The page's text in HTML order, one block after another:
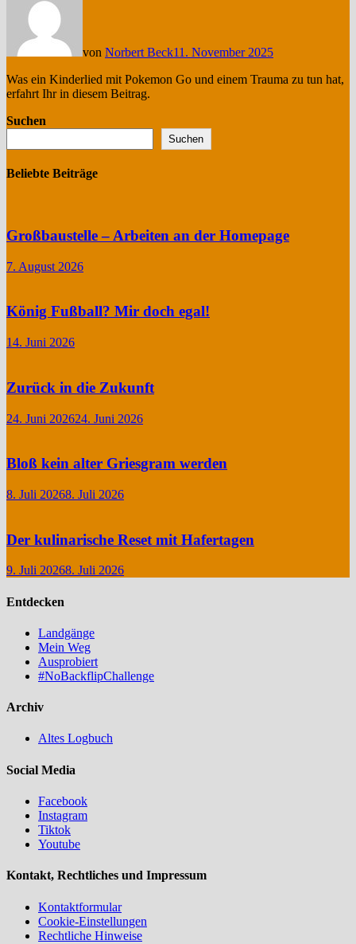
von Norbert Beck11. November 2025
Was ein Kinderlied mit Pokemon Go und einem Trauma zu tun hat,
erfahrt Ihr in diesem Beitrag.
Suchen
Suchen
Beliebte Beiträge
Großbaustelle – Arbeiten an der Homepage
7. August 2026
König Fußball? Mir doch egal!
14. Juni 2026
Zurück in die Zukunft
24. Juni 202624. Juni 2026
Bloß kein alter Griesgram werden
8. Juli 20268. Juli 2026
Der kulinarische Reset mit Hafertagen
9. Juli 20268. Juli 2026
Entdecken
Landgänge
Mein Weg
Ausprobiert
#NoBackflipChallenge
Archiv
Altes Logbuch
Social Media
Facebook
Instagram
Tiktok
Youtube
Kontakt, Rechtliches und Impressum
Kontaktformular
Cookie-Einstellungen
Rechtliche Hinweise